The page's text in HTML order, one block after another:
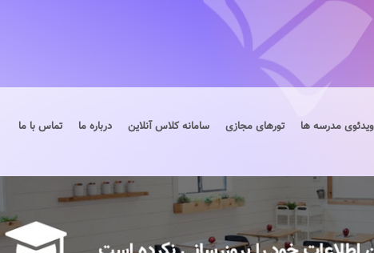
ویدئوی مدرسه ها تورهای مجازی سامانه کلاس آنلاین درباره ما تماس با ما